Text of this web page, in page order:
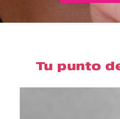
Tu punto